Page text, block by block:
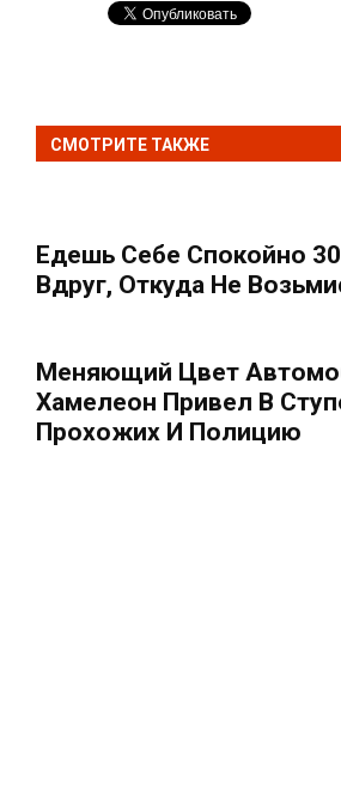
СМОТРИТЕ ТАКЖЕ
Едешь Себе Спокойно
Вдруг, Откуда Не
Меняющий Цвет
Хамелеон Привел В
Прохожих И Полицию